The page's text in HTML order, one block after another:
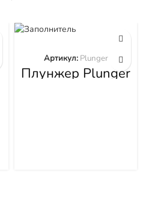
Плунжер Plunger
Артикул: Plunger